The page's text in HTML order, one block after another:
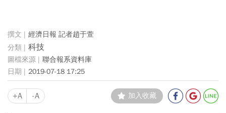
經濟日報 記者趙于萱
科技
聯合報系資料庫
2019-07-18 17:25
+A -A 加入收藏